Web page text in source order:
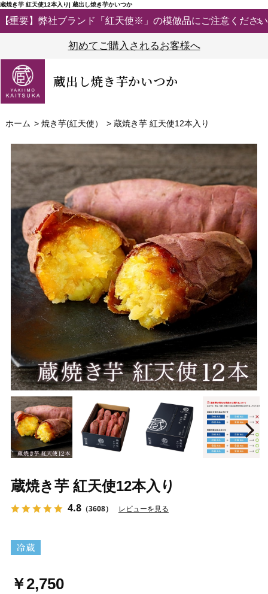
蔵焼き芋 紅天使12本入り| 蔵出し焼き芋かいつか
【重要】弊社ブランド「紅天使※」の模倣品にご注意ください
初めてご購入されるお客様へ
蔵出し焼き芋かいつか
ホーム > 焼き芋(紅天使） > 蔵焼き芋 紅天使12本入り
Prev
蔵焼き芋 紅天使12本入り
4.8（3608） レビューを見る
￥2,750